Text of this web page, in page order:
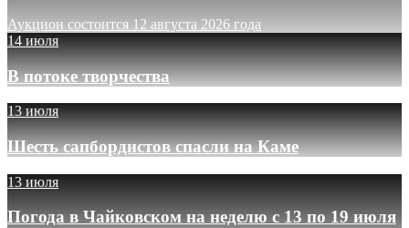
Аукцион состоится 12 августа 2026 года
14 июля
В потоке творчества
13 июля
Шесть сапбордистов спасли на Каме
13 июля
Погода в Чайковском на неделю с 13 по 19 июля